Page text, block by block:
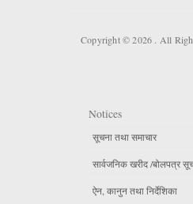
Copyright © 2026 . All
Notices
सूचना तथा समाचार
सार्वजनिक खरीद /बोलपत्र
ऐन, कानुन तथा निर्देशिका